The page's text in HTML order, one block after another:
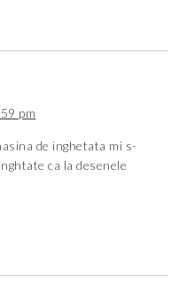
pm
de inghetata mi s-
ca la desenele